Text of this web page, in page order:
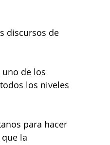
discursos de
uno de los
los niveles
para hacer
la